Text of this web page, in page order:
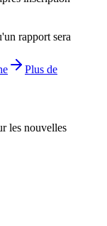
rapport sera
Plus de
les nouvelles